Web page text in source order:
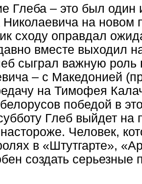
Глеба – это был один
на новом
сходу оправдал
вместе выходил
сыграл важную
– с Македонией
на Тимофея
победой в
Глеб выйдет на
Человек,
в «Штутгарте»,
создать серьезные